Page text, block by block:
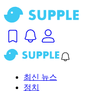
최신 뉴스
정치